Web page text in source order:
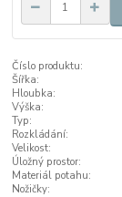
Číslo produktu:
Šířka:
Hloubka:
Výška:
Typ:
Rozkládání:
Velikost:
Úložný prostor:
Materiál potahu:
Nožičky: